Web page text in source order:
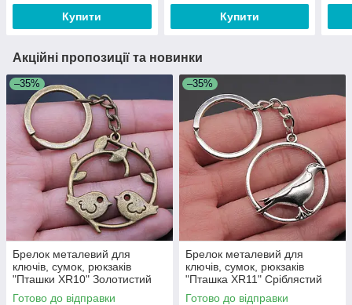
Купити Купити
Акційні пропозиції та новинки
–35%
Брелок металевий для
ключів, сумок, рюкзаків
"Пташки XR10" Золотистий
Готово до відправки
–35%
Брелок металевий для
ключів, сумок, рюкзаків
"Пташка XR11" Сріблястий
Готово до відправки